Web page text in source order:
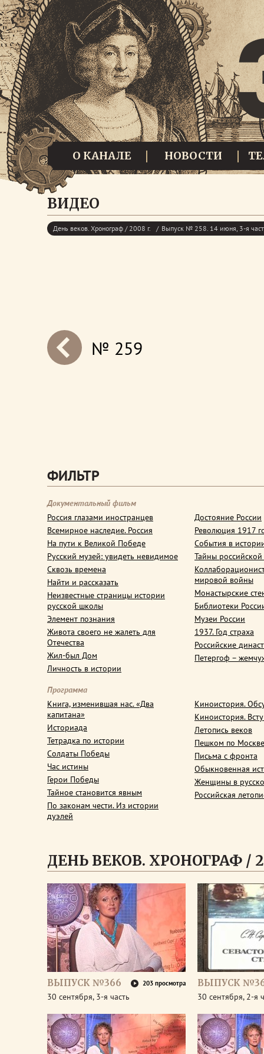
О КАНАЛЕ НОВОСТИ
ВИДЕО
День веков. Хронограф / 2008 г. Выпуск № 258. 14 июня, 3-я
next№ 259
ФИЛЬТР
Документальный фильм
Россия глазами иностранцев
Всемирное наследие. Россия
На пути к Великой Победе
Русский музей: увидеть невидимое
Сквозь времена
Найти и рассказать
Неизвестные страницы истории
русской школы
Элемент познания
Живота своего не жалеть для
Отечества
Жил-был Дом
Личность в истории
Достояние России
Революция 1917
События в
Тайны
мировой войны
Монастырские
Библиотеки
Музеи России
1937. Год страха
Российские
Петергоф –
Программа
Книга, изменившая нас. «Два
капитана»
Историада
Тетрадка по истории
Солдаты Победы
Час истины
Герои Победы
Тайное становится явным
По законам чести. Из истории
дуэлей
Киноистория.
Киноистория.
Летопись веков
Пешком по Москве
Письма с фронта
Обыкновенная
Женщины в
Российская
ДЕНЬ ВЕКОВ. ХРОНОГРАФ /
ВЫПУСК №366 203 просмотра
30 сентября, 3-я часть
ВЫПУСК
30 сентября, 2-я